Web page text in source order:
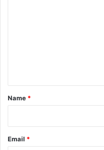
*
Name *
Email *